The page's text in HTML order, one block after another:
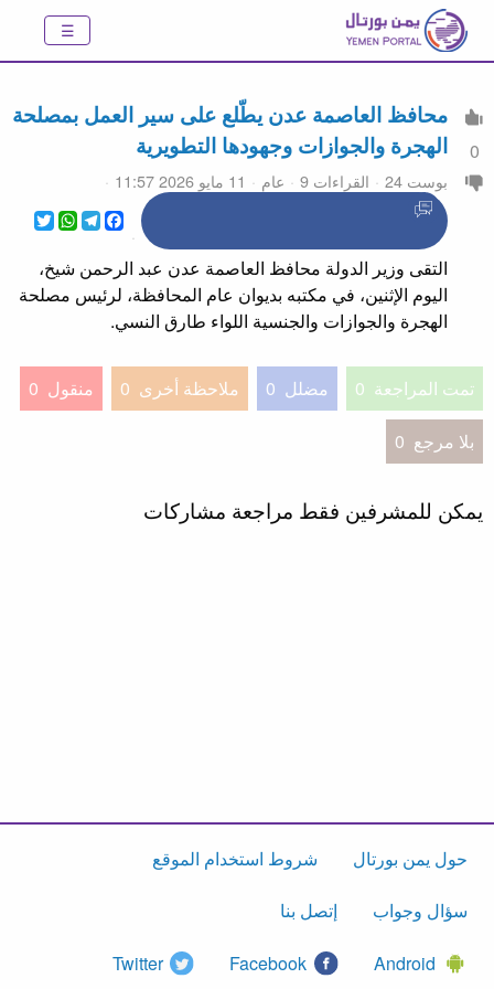
0
محافظ العاصمة عدن يطّلع على سير العمل بمصلحة
الهجرة والجوازات وجهودها التطويرية
بوست 24 القراءات 9 عام
11 مايو 2026 11:57
Twitter
WhatsApp
Telegram
Facebook
التقى وزير الدولة محافظ العاصمة عدن عبد الرحمن شيخ،
اليوم الإثنين، في مكتبه بديوان عام المحافظة، لرئيس مصلحة
الهجرة والجوازات والجنسية اللواء طارق النسي.
تمت المراجعة 0 مضلل 0 ملاحظة أخرى 0 منقول 0
بلا مرجع 0
يمكن للمشرفين فقط مراجعة مشاركات
حول يمن بورتال شروط استخدام الموقع
سؤال وجواب إتصل بنا
Android
Facebook
Twitter